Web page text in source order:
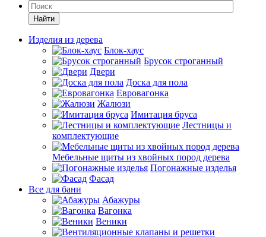
Найти
Изделия из дерева
Блок-хаус
Брусок строганный
Двери
Доска для пола
Евровагонка
Жалюзи
Имитация бруса
Лестницы и
комплектующие
Мебельные щиты из хвойных пород дерева
Погонажные изделья
Фасад
Все для бани
Абажуры
Вагонка
Веники